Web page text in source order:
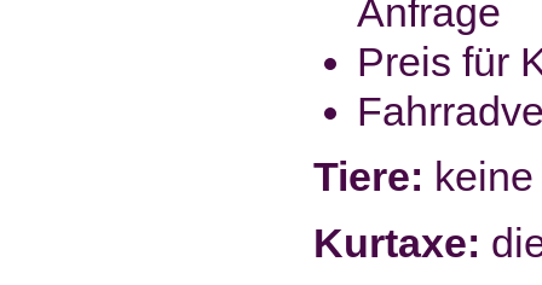
Anfrage
Preis für
Tiere:
Kurtaxe: